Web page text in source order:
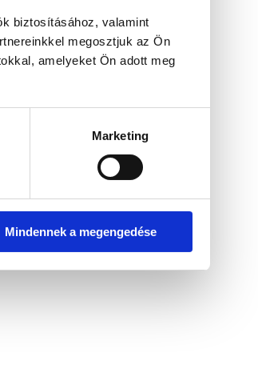
biztosításához, valamint
megosztjuk az Ön
amelyeket Ön adott meg
Marketing
Mindennek a megengedése
console for more information)